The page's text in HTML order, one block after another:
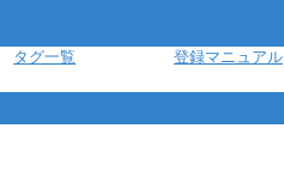
タグ一覧 登録マニュアル